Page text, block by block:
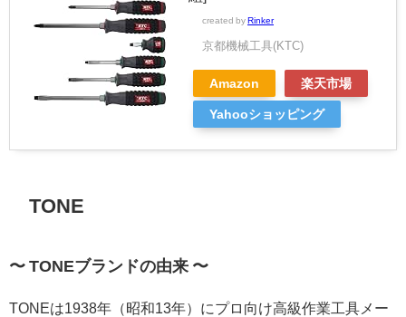
created by Rinker
京都機械工具(KTC)
Amazon 楽天市場
Yahooショッピング
TONE
〜 TONEブランドの由来 〜
TONEは1938年（昭和13年）にプロ向け高級作業工具メー